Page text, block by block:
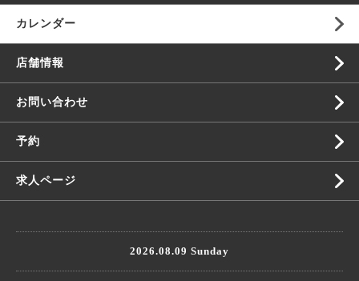
カレンダー
店舗情報
お問い合わせ
予約
求人ページ
2026.08.09 Sunday